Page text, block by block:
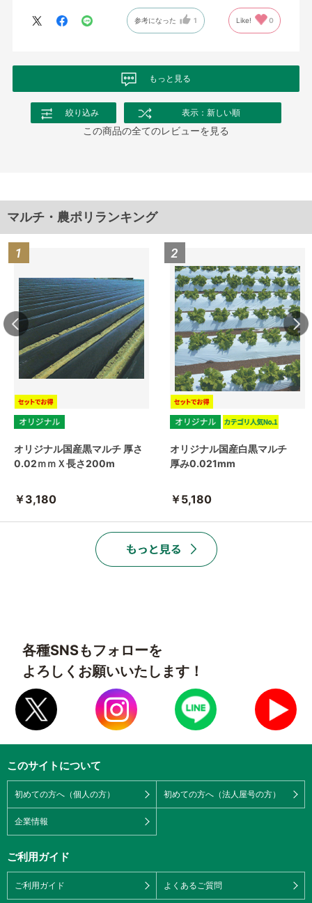
が必要だった。ホルムズ海峡閉鎖を聞き、10日程かかったがちゃ
んと届けていただきました。参考になった 1 Like! 0
もっと見る
絞り込み 表示：新しい順
この商品の全てのレビューを見る
マルチ・農ポリランキング
オリジナル国産黒マルチ 厚さ
0.02ｍｍＸ長さ200m
￥3,180
オリジナル国産白黒マルチ
厚み0.021mm
￥5,180
各種SNSもフォローを
よろしくお願いいたします！
このサイトについて
初めての方へ（個人の方） 初めての方へ（法人屋号の方）
企業情報
ご利用ガイド
ご利用ガイド よくあるご質問